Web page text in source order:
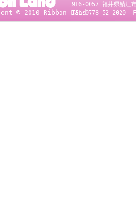
© 2010 Ribbon Land
916-0057 福井県鯖江
TEL:0778-52-2020